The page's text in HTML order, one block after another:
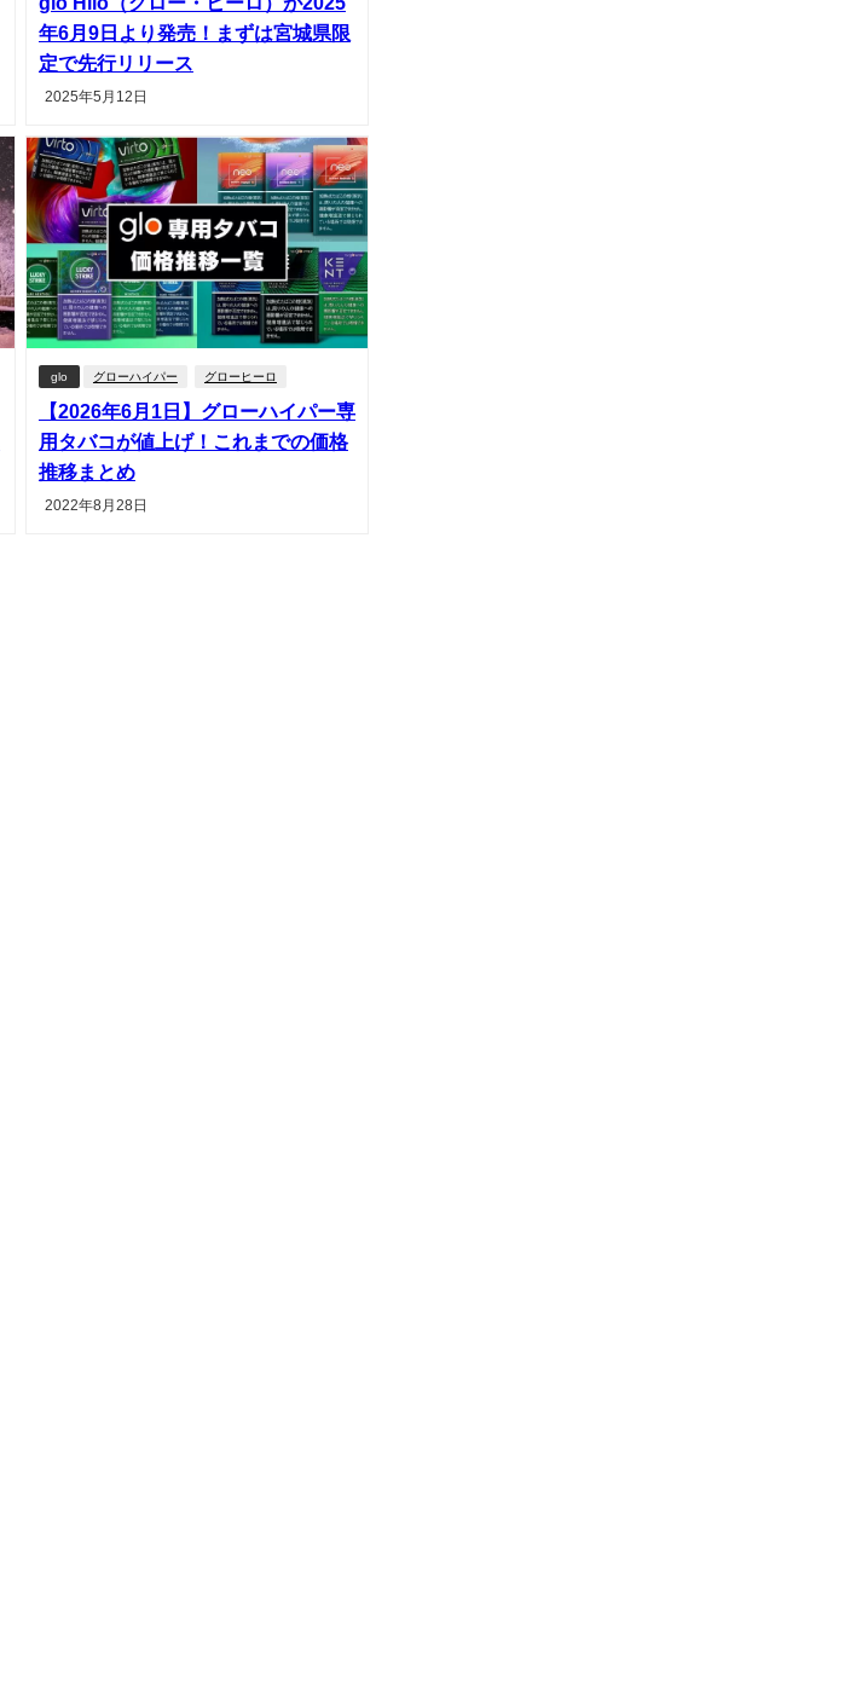
年6月9日より発売！まずは宮城県限
定で先行リリース
2025年5月12日
glo グローハイパー グローヒーロ
【2026年6月1日】グローハイパー専
用タバコが値上げ！これまでの価格
推移まとめ
2022年8月28日